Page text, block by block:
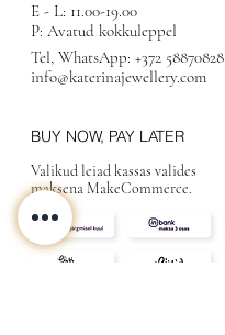
E - L: 11.00-19.00
P: Avatud kokkuleppel
Tel, WhatsApp: +372 58870828
info@katerinajewellery.com
BUY NOW, PAY LATER
Valikud leiad kassas valides
maksena MakeCommerce.